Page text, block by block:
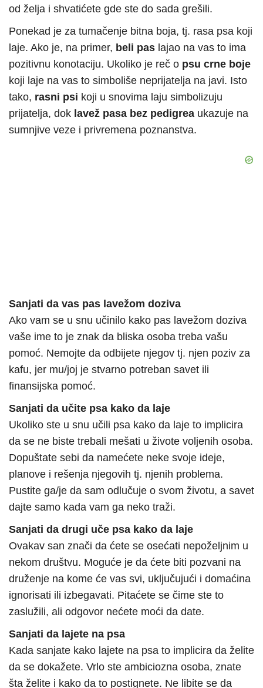
od želja i shvatićete gde ste do sada grešili.
Ponekad je za tumačenje bitna boja, tj. rasa psa koji
laje. Ako je, na primer, beli pas lajao na vas to ima
pozitivnu konotaciju. Ukoliko je reč o psu crne boje
koji laje na vas to simboliše neprijatelja na javi. Isto
tako, rasni psi koji u snovima laju simbolizuju
prijatelja, dok lavež pasa bez pedigrea ukazuje na
sumnjive veze i privremena poznanstva.
Sanjati da vas pas lavežom doziva
Ako vam se u snu učinilo kako pas lavežom doziva
vaše ime to je znak da bliska osoba treba vašu
pomoć. Nemojte da odbijete njegov tj. njen poziv za
kafu, jer mu/joj je stvarno potreban savet ili
finansijska pomoć.
Sanjati da učite psa kako da laje
Ukoliko ste u snu učili psa kako da laje to implicira
da se ne biste trebali mešati u živote voljenih osoba.
Dopuštate sebi da namećete neke svoje ideje,
planove i rešenja njegovih tj. njenih problema.
Pustite ga/je da sam odlučuje o svom životu, a savet
dajte samo kada vam ga neko traži.
Sanjati da drugi uče psa kako da laje
Ovakav san znači da ćete se osećati nepoželjnim u
nekom društvu. Moguće je da ćete biti pozvani na
druženje na kome će vas svi, uključujući i domaćina
ignorisati ili izbegavati. Pitaćete se čime ste to
zaslužili, ali odgovor nećete moći da date.
Sanjati da lajete na psa
Kada sanjate kako lajete na psa to implicira da želite
da se dokažete. Vrlo ste ambiciozna osoba, znate
šta želite i kako da to postignete. Ne libite se da